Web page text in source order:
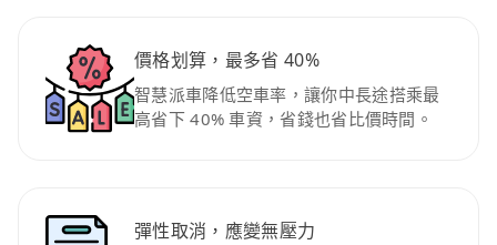
價格划算，最多省 40%
智慧派車降低空車率，讓你中長途搭乘最
高省下 40% 車資，省錢也省比價時間。
彈性取消，應變無壓力